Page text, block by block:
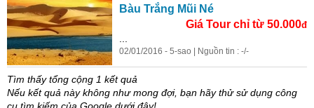
Bàu Trắng Mũi Né
Giá Tour chỉ từ 50.000đ
02/01/2016 - 5-sao | Nguồn tin : -/-
Tìm thấy tổng cộng 1 kết quả
Nếu kết quả này không như mong đợi, bạn hãy thử sử dụng công